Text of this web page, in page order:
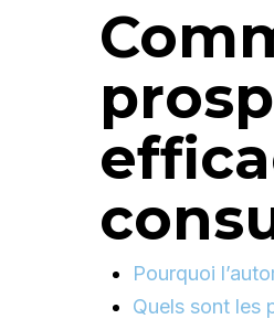
Pourquoi
Quels sont les